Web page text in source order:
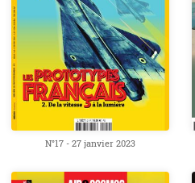
N°17 - 27 janvier 2023